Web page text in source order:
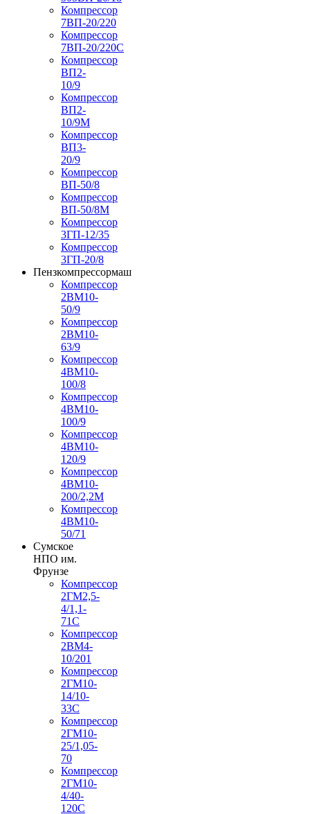
Компрессор
7ВП-20/220
Компрессор
7ВП-20/220С
Компрессор
ВП2-
10/9
Компрессор
ВП2-
10/9М
Компрессор
ВП3-
20/9
Компрессор
ВП-50/8
Компрессор
ВП-50/8М
Компрессор
3ГП-12/35
Компрессор
3ГП-20/8
Пензкомпрессормаш
Компрессор
2ВМ10-
50/9
Компрессор
2ВМ10-
63/9
Компрессор
4ВМ10-
100/8
Компрессор
4ВМ10-
100/9
Компрессор
4ВМ10-
120/9
Компрессор
4ВМ10-
200/2,2М
Компрессор
4ВМ10-
50/71
Сумское
НПО им.
Фрунзе
Компрессор
2ГМ2,5-
4/1,1-
71С
Компрессор
2ВМ4-
10/201
Компрессор
2ГМ10-
14/10-
33С
Компрессор
2ГМ10-
25/1,05-
70
Компрессор
2ГМ10-
4/40-
120С